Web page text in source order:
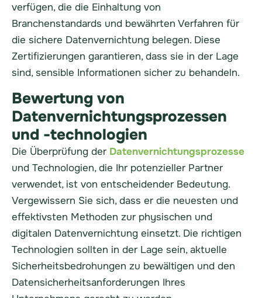
verfügen, die die Einhaltung von
Branchenstandards und bewährten Verfahren für
die sichere Datenvernichtung belegen. Diese
Zertifizierungen garantieren, dass sie in der Lage
sind, sensible Informationen sicher zu behandeln.
Bewertung von
Datenvernichtungsprozessen
und -technologien
Die Überprüfung der Datenvernichtungsprozesse
und Technologien, die Ihr potenzieller Partner
verwendet, ist von entscheidender Bedeutung.
Vergewissern Sie sich, dass er die neuesten und
effektivsten Methoden zur physischen und
digitalen Datenvernichtung einsetzt. Die richtigen
Technologien sollten in der Lage sein, aktuelle
Sicherheitsbedrohungen zu bewältigen und den
Datensicherheitsanforderungen Ihres